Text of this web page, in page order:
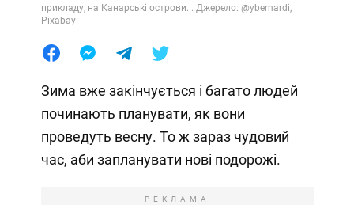
прикладу, на Канарські острови. . Джерело: @ybernardi,
Pixabay
Зима вже закінчується і багато людей
починають планувати, як вони
проведуть весну. То ж зараз чудовий
час, аби запланувати нові подорожі.
РЕКЛАМА